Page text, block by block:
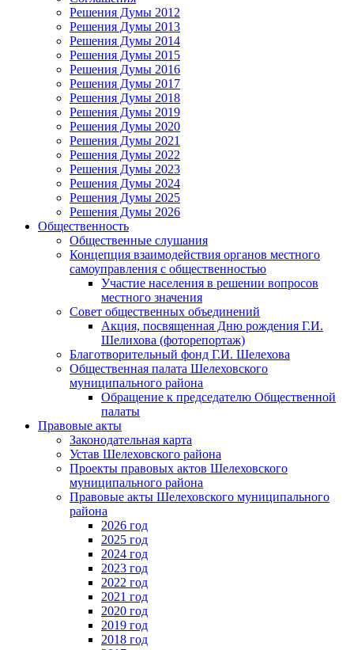
Решения Думы 2012
Решения Думы 2013
Решения Думы 2014
Решения Думы 2015
Решения Думы 2016
Решения Думы 2017
Решения Думы 2018
Решения Думы 2019
Решения Думы 2020
Решения Думы 2021
Решения Думы 2022
Решения Думы 2023
Решения Думы 2024
Решения Думы 2025
Решения Думы 2026
Общественность
Общественные слушания
Концепция взаимодействия органов местного
самоуправления с общественностью
Участие населения в решении вопросов
местного значения
Совет общественных объединений
Акция, посвященная Дню рождения Г.И.
Шелихова (фоторепортаж)
Благотворительный фонд Г.И. Шелехова
Общественная палата Шелеховского
муниципального района
Обращение к председателю Общественной
палаты
Правовые акты
Законодательная карта
Устав Шелеховского района
Проекты правовых актов Шелеховского
муниципального района
Правовые акты Шелеховского муниципального
района
2026 год
2025 год
2024 год
2023 год
2022 год
2021 год
2020 год
2019 год
2018 год